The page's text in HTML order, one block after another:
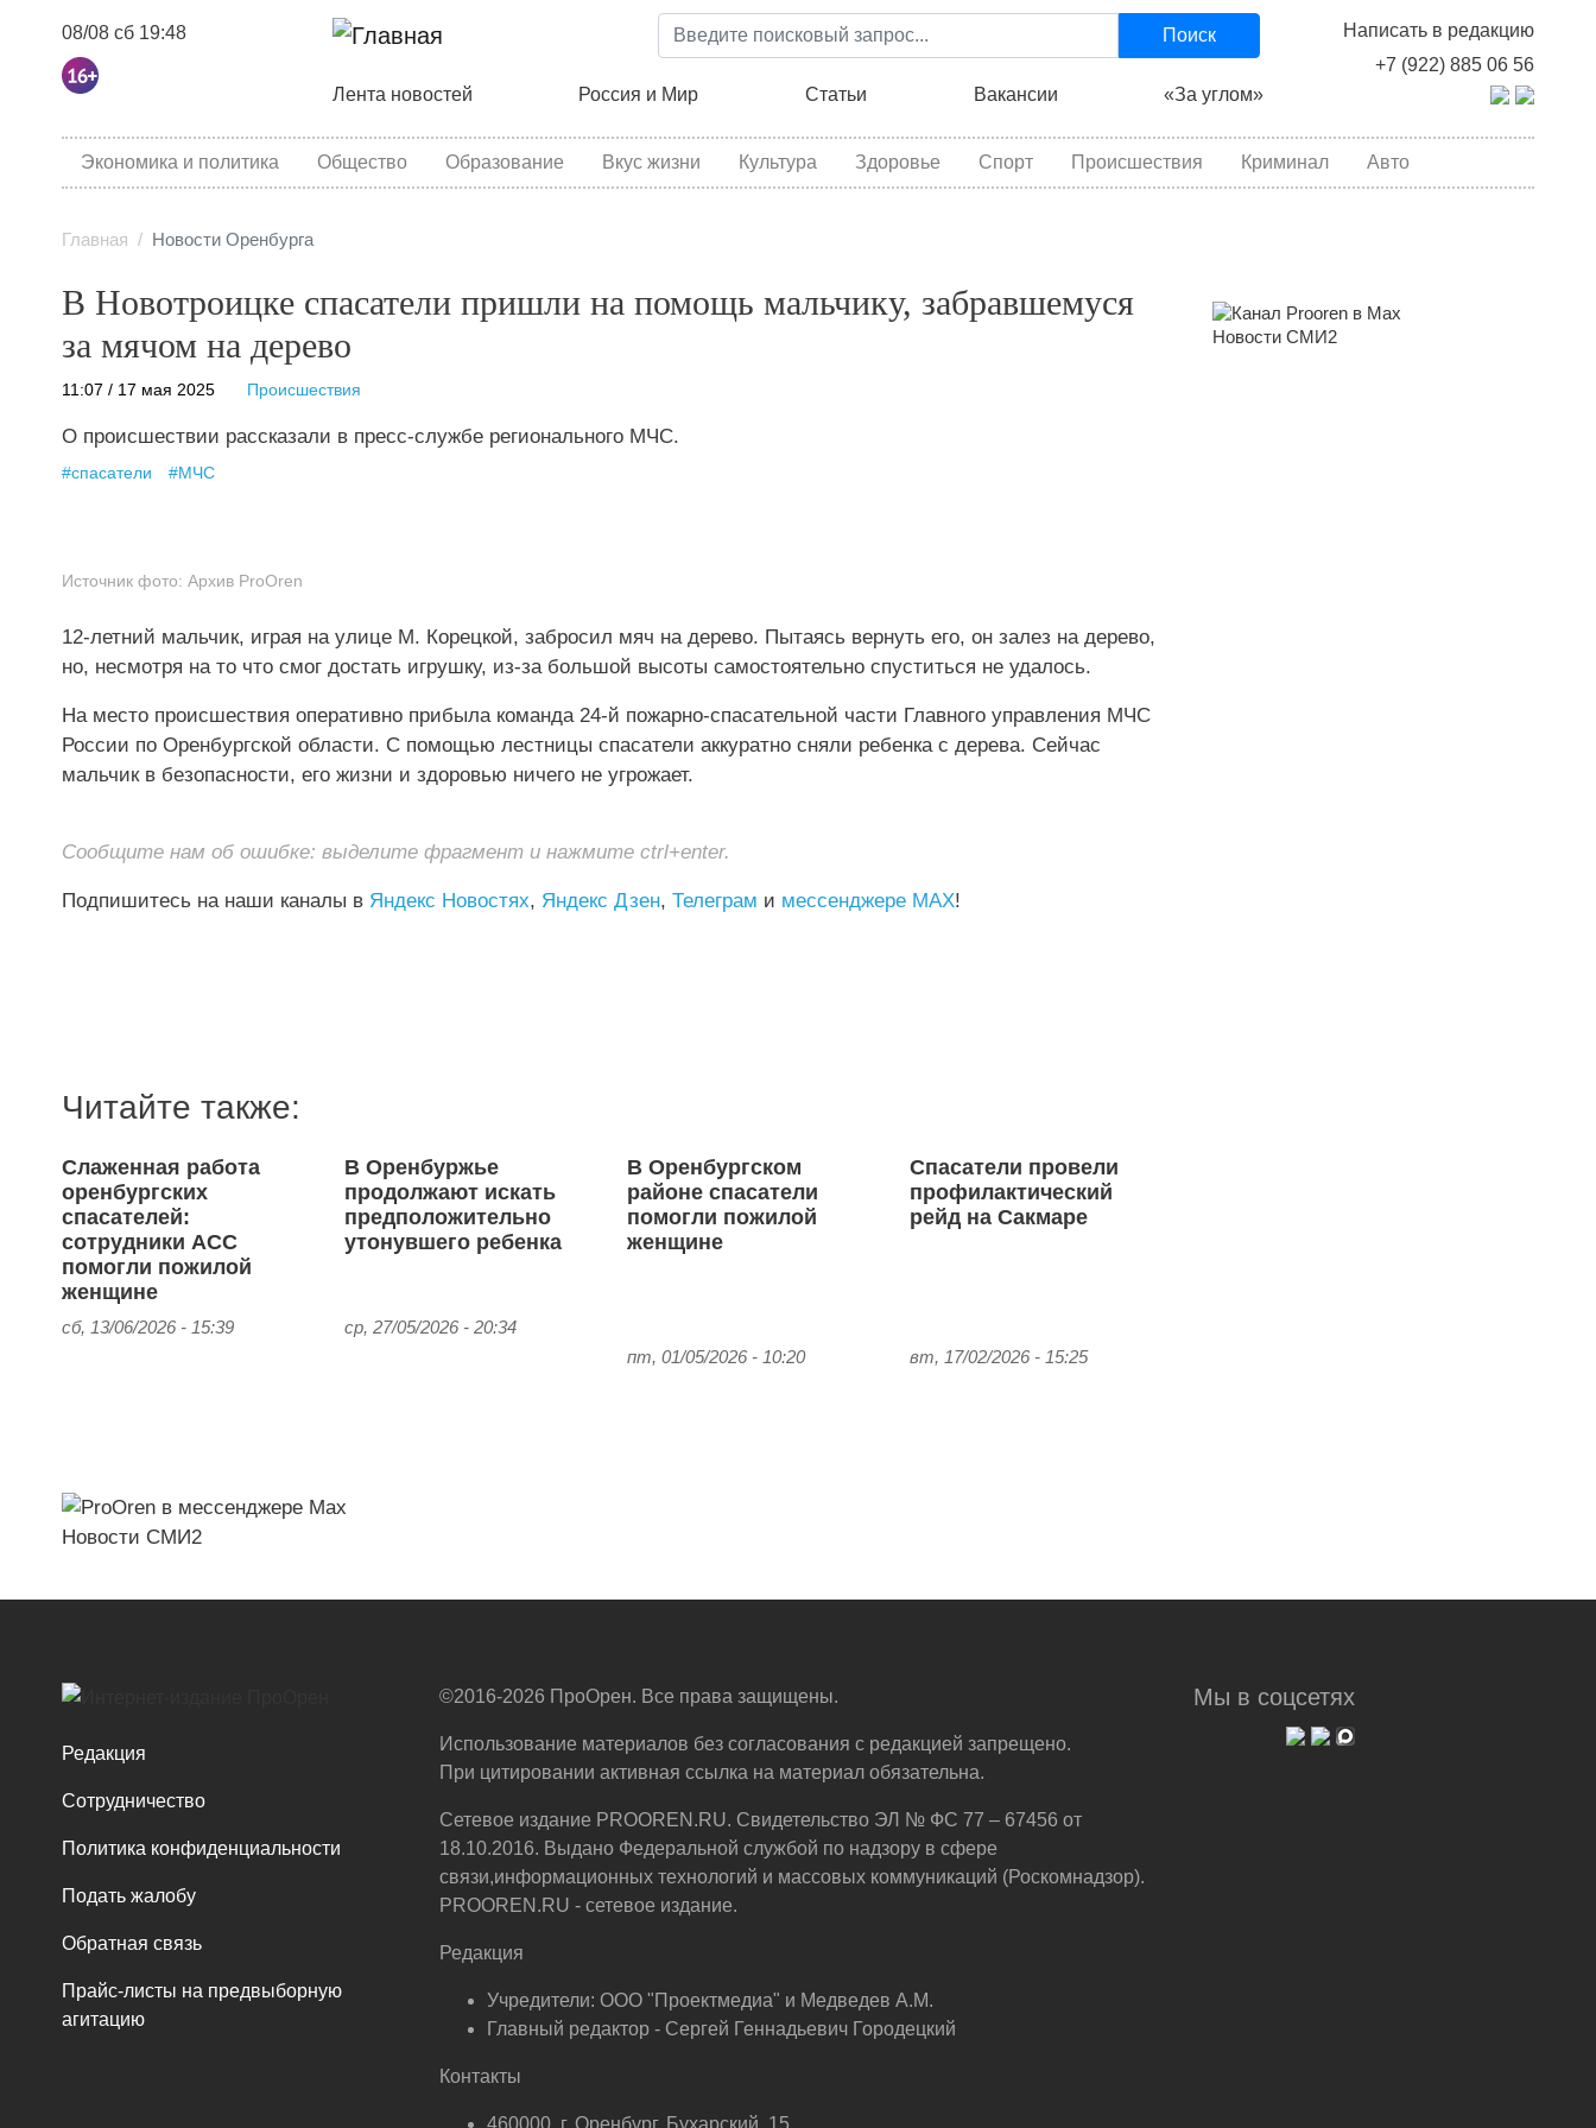
Перейти
к
содержанию
08/08 сб 19:48
Написать в редакцию
+7 (922) 885 06 56
Поиск
Основная навигация
Лента новостей Россия и Мир Статьи Вакансии «За углом»
category menu
Экономика и политика Общество Образование Вкус жизни Культура Здоровье Спорт Происшествия Криминал Авто
Главная Новости Оренбурга
В Новотроицке спасатели пришли на помощь мальчику, забравшемуся
за мячом на дерево
11:07 / 17 мая 2025 Происшествия
О происшествии рассказали в пресс-службе регионального МЧС.
#спасатели #МЧС
Источник фото: Архив ProOren
12-летний мальчик, играя на улице М. Корецкой, забросил мяч на дерево. Пытаясь вернуть его, он залез на дерево,
но, несмотря на то что смог достать игрушку, из-за большой высоты самостоятельно спуститься не удалось.
На место происшествия оперативно прибыла команда 24-й пожарно-спасательной части Главного управления МЧС
России по Оренбургской области. С помощью лестницы спасатели аккуратно сняли ребенка с дерева. Сейчас
мальчик в безопасности, его жизни и здоровью ничего не угрожает.
Сообщите нам об ошибке: выделите фрагмент и нажмите ctrl+enter.
Подпишитесь на наши каналы в Яндекс Новостях, Яндекс Дзен, Телеграм и мессенджере MAX!
Читайте также:
Слаженная работа
оренбургских
спасателей:
сотрудники АСС
помогли пожилой
женщине
сб, 13/06/2026 - 15:39
В Оренбуржье
продолжают искать
предположительно
утонувшего ребенка
ср, 27/05/2026 - 20:34
В Оренбургском
районе спасатели
помогли пожилой
женщине
пт, 01/05/2026 - 10:20
Спасатели провели
профилактический
рейд на Сакмаре
вт, 17/02/2026 - 15:25
Новости СМИ2
Новости СМИ2
Редакция
Сотрудничество
Политика конфиденциальности
Подать жалобу
Обратная связь
Прайс-листы на предвыборную
агитацию
Мы в соцсетях
©2016-2026 ПроОрен. Все права защищены.
Использование материалов без согласования с редакцией запрещено.
При цитировании активная ссылка на материал обязательна.
Сетевое издание PROOREN.RU. Свидетельство ЭЛ № ФС 77 – 67456 от
18.10.2016. Выдано Федеральной службой по надзору в сфере
связи,информационных технологий и массовых коммуникаций (Роскомнадзор).
PROOREN.RU - сетевое издание.
Редакция
Учредители: ООО "Проектмедиа" и Медведев А.М.
Главный редактор - Сергей Геннадьевич Городецкий
Контакты
460000, г. Оренбург, Бухарский, 15